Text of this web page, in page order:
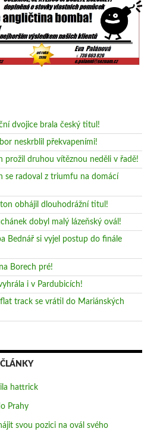
dvojice brala český titul!
neskrblil překvapeními!
prožil druhou vítěznou neděli v řadě!
se radoval z triumfu na domácí
obhájil dlouhodrážní titul!
dobyl malý lázeňský ovál!
Bednář si vyjel postup do finále
Borech pré!
i v Pardubicích!
track se vrátil do Mariánských
ČLÁNKY
hattrick
Prahy
svou pozici na ovál svého